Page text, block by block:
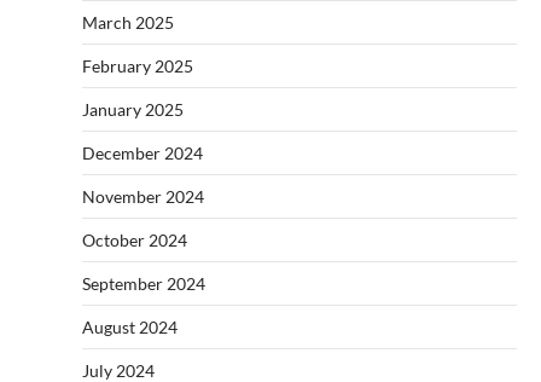
March 2025
February 2025
January 2025
December 2024
November 2024
October 2024
September 2024
August 2024
July 2024